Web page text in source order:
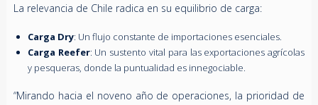
La relevancia de Chile radica en su equilibrio de carga:
Carga Dry: Un flujo constante de importaciones esenciales.
Carga Reefer: Un sustento vital para las exportaciones agrícolas
y pesqueras, donde la puntualidad es innegociable.
“Mirando hacia el noveno año de operaciones, la prioridad de